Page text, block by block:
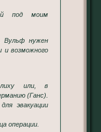
под моим
и возможного
или, в
(Ганс).
эвакуации
операции.